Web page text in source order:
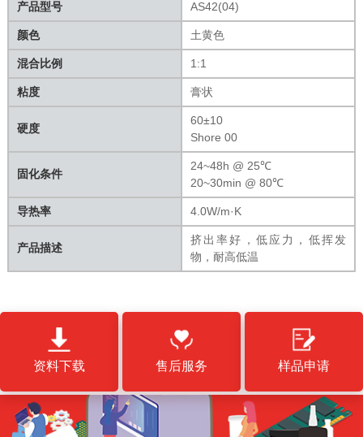
产品型号 AS42(04)
颜色 土黄色
混合比例 1:1
粘度 膏状
硬度
60±10
Shore 00
固化条件
24~48h @ 25℃
20~30min @ 80℃
导热率 4.0W/m·K
产品描述
挤出率好，低应力，低挥发
物，耐高低温
资料下载 售后服务 样品申请